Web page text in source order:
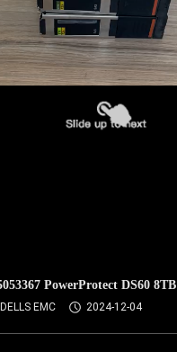
PowerProtect DS60 8TB
EMC 2024-12-04